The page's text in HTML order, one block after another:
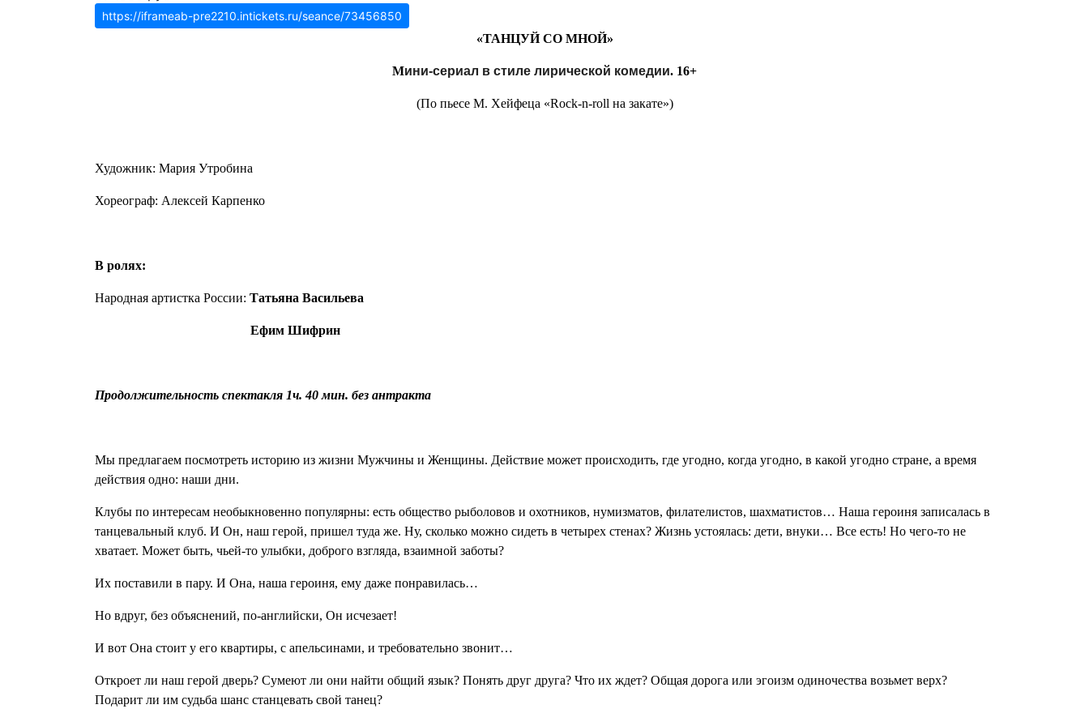
https://iframeab-pre2210.intickets.ru/seance/73456850
«ТАНЦУЙ СО МНОЙ»
Мини-сериал в стиле лирической комедии. 16+
(По пьесе М. Хейфеца «Rock-n-roll на закате»)
Художник: Мария Утробина
Хореограф: Алексей Карпенко
В ролях:
Народная артистка России: Татьяна Васильева
Ефим Шифрин
Продолжительность спектакля 1ч. 40 мин. без антракта
Мы предлагаем посмотреть историю из жизни Мужчины и Женщины. Действие может происходить, где угодно, когда угодно, в какой угодно стране, а время
действия одно: наши дни.
Клубы по интересам необыкновенно популярны: есть общество рыболовов и охотников, нумизматов, филателистов, шахматистов… Наша героиня записалась в
танцевальный клуб. И Он, наш герой, пришел туда же. Ну, сколько можно сидеть в четырех стенах? Жизнь устоялась: дети, внуки… Все есть! Но чего-то не
хватает. Может быть, чьей-то улыбки, доброго взгляда, взаимной заботы?
Их поставили в пару. И Она, наша героиня, ему даже понравилась…
Но вдруг, без объяснений, по-английски, Он исчезает!
И вот Она стоит у его квартиры, с апельсинами, и требовательно звонит…
Откроет ли наш герой дверь? Сумеют ли они найти общий язык? Понять друг друга? Что их ждет? Общая дорога или эгоизм одиночества возьмет верх?
Подарит ли им судьба шанс станцевать свой танец?